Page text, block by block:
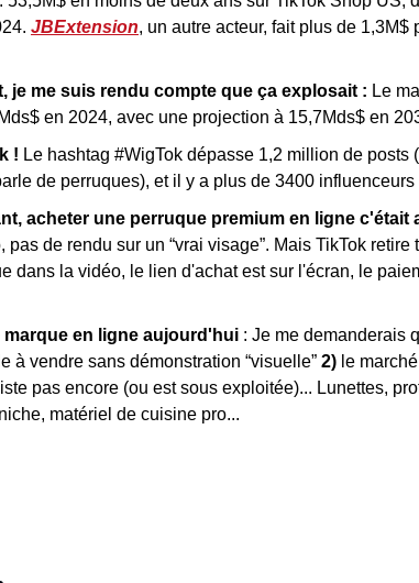
JBExtension, un autre acteur, fait plus de 1,3M$
je me suis rendu compte que ça explosait : Le
en 2024, avec une projection à 15,7Mds$ en
! Le hashtag #WigTok dépasse 1,2 million de posts
de perruques), et il y a plus de 3400
acheter une perruque premium en ligne c'était
pas de rendu sur un “vrai visage”. Mais TikTok retire
dans la vidéo, le lien d'achat est sur l'écran, le
en ligne aujourd'hui : Je me demanderais
à vendre sans démonstration “visuelle” 2) le
pas encore (ou est sous exploitée)... Lunettes,
matériel de cuisine pro...